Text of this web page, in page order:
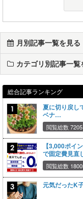
月別記事一覧を見る
カテゴリ別記事一覧
総合記事ランキング
夏に切り戻し
ベナ…
閲覧総数 7205
【3,000ポイ
で固定費見直
閲覧総数
元気だったK